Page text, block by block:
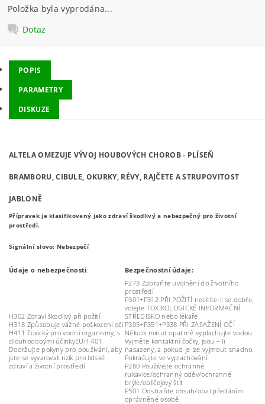
Položka byla vyprodána...
Dotaz
POPIS
PARAMETRY
DISKUZE
ALTELA OMEZUJE VÝVOJ HOUBOVÝCH CHOROB - PLÍSEŇ
BRAMBORU, CIBULE, OKURKY, RÉVY, RAJČETE A STRUPOVITOST
JABLONĚ
Přípravek je klasifikovaný jako zdraví škodlivý a nebezpečný pro životní
prostředí.
Signální slovo: Nebezpečí
Údaje o nebezpečnosti: Bezpečnostní údaje:
H302 Zdraví škodlivý při požití
H318 Způsobuje vážné poškození očí
H411 Toxický pro vodní organismy, s
dlouhodobými účinkyEUH 401
Dodržujte pokyny pro používání, aby
jste se vyvarovali rizik pro lidské
zdraví a životní prostředí
P273 Zabraňte uvolnění do životního
prostředí
P301+P312 PŘI POŽITÍ necítíte-li se dobře,
volejte TOXIKOLOGICKÉ INFORMAČNÍ
STŘEDISKO nebo lékaře.
P305+P351+P338 PŘI ZASAŽENÍ OČÍ
Několik minut opatrně vyplachujte vodou.
Vyjměte kontaktní čočky, jsou – li
nasazeny, a pokud je lze vyjmout snadno.
Pokračujte ve vyplachování.
P280 Používejte ochranné
rukavice/ochranný oděv/ochranné
brýle/obličejový štít
P501 Odstraňte obsah/obal předáním
oprávněné osobě